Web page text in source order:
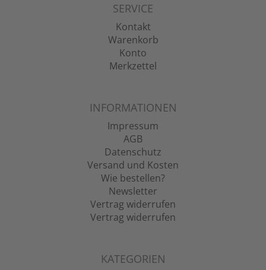
SERVICE
Kontakt
Warenkorb
Konto
Merkzettel
INFORMATIONEN
Impressum
AGB
Datenschutz
Versand und Kosten
Wie bestellen?
Newsletter
Vertrag widerrufen
Vertrag widerrufen
KATEGORIEN